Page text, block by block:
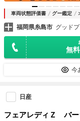
車両状態評価書 グー鑑定
福岡県糸島市 グッド
無
今
日産
フェアレディＺ バ